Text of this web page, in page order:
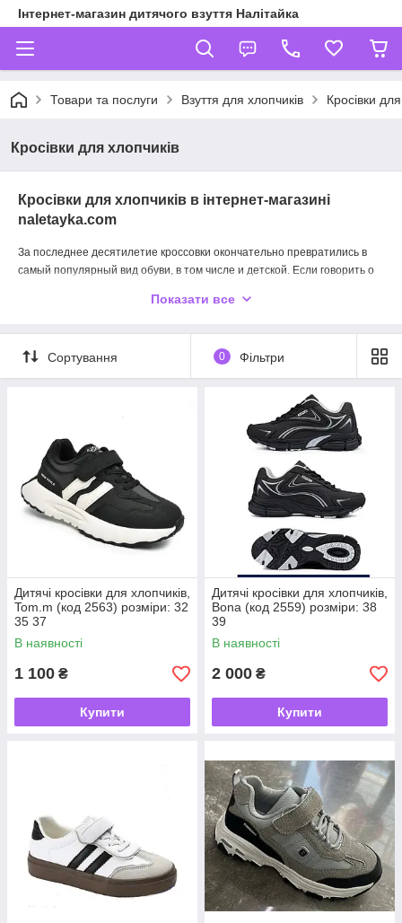
Інтернет-магазин дитячого взуття Налітайка
Товари та послуги Взуття для хлопчиків Кросівки
Кросівки для хлопчиків
Кросівки для хлопчиків в інтернет-магазині
naletayka.com
За последнее десятилетие кроссовки окончательно превратились в
самый популярный вид обуви, в том числе и детской. Если говорить о
спорта, так и для прогулок на воздухе. Многие современные модели
всего нужны. Если Вы покупаете ребенку кроссы для занятий спортом,
то это могут быть текстильные кроссовки, если же планируете
использовать их и для других целей, то лучший выбор – кожаные
Кроме популярности, у кроссовок есть еще одно важное качество – это
тип обуви который носят дольше всего. Ведь даже зимой кроссовки
можно использовать в закрытом помещении. В нашем магазине Вы
сможете купить самые разнообразные кроссовки для мальчиков:
текстильные, замшевые и кожаные, для спорта, физкультуры, школы и
обычных уличных прогулок. У каждой модели Вы найдете
основательные описания и фотографии со всех ракурсов. С помощью
встроенного фильтра Вы можете быстро отобрать к показу кроссовки
необходимого размера (доступно на ПК).
Показати все
Сортування 0 Фільтри
Дитячі кросівки для хлопчиків,
Tom.m (код 2563) розміри: 32
35 37
В наявності
1 100 ₴
Купити
Дитячі кросівки для хлопчиків,
Bona (код 2559) розміри: 38
39
В наявності
2 000 ₴
Купити